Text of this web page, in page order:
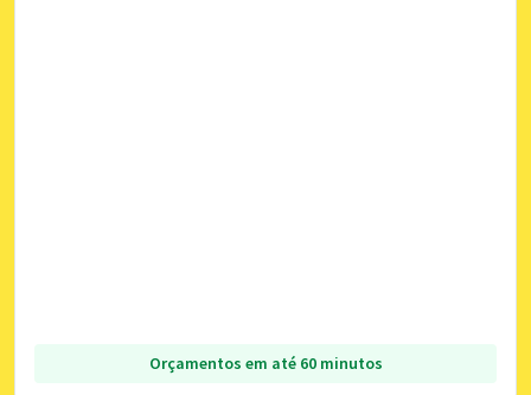
Orçamentos em até 60 minutos